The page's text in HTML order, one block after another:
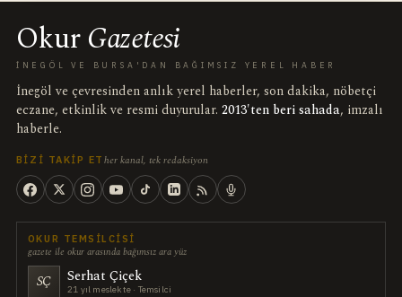
OkurGazetesi
İNEGÖL VE BURSA'DAN BAĞIMSIZ YEREL HABER
İnegöl ve çevresinden anlık yerel haberler, son dakika, nöbetçi
eczane, etkinlik ve resmi duyurular. 2013'ten beri sahada, imzalı
haberle.
BIZI TAKIP ET her kanal, tek redaksiyon
OKUR TEMSILCISI
gazete ile okur arasında bağımsız ara yüz
SÇ Serhat Çiçek
21 yıl meslekte · Temsilci